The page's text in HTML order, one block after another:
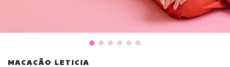
MACACÃO LETICIA